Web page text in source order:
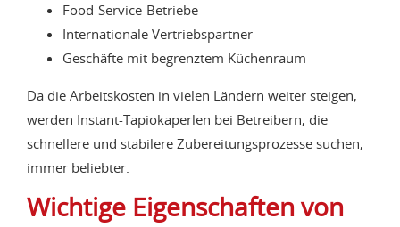
Food-Service-Betriebe
Internationale Vertriebspartner
Geschäfte mit begrenztem Küchenraum
Da die Arbeitskosten in vielen Ländern weiter steigen,
werden Instant-Tapiokaperlen bei Betreibern, die
schnellere und stabilere Zubereitungsprozesse suchen,
immer beliebter.
Wichtige Eigenschaften von